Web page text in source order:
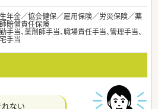
年金／協会健保／雇用保険／労災保険／薬
賠償責任保険
手当、薬剤師手当、職場責任手当、管理手当、
手当
ない